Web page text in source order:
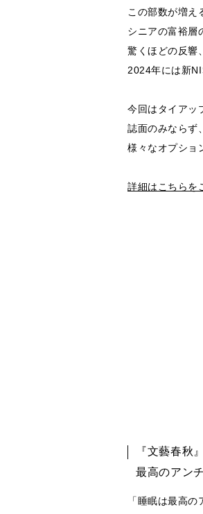
この部数が増え
シニアの富裕層
驚くほどの反響
2024年には新
今回はタイアッ
誌面のみならず
様々なオプショ
詳細はこちらを
『文藝春秋
最高のアン
「睡眠は最高